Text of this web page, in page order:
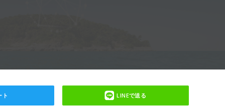
ト LINEで送る